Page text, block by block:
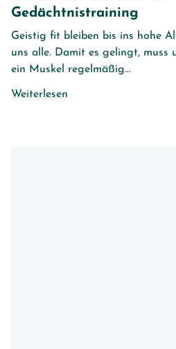
Gedächtnistraining
Geistig fit bleiben bis ins hohe
uns alle. Damit es gelingt, muss
ein Muskel regelmäßig...
Weiterlesen